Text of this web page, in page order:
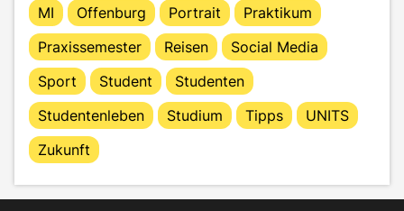
MI
Offenburg Portrait
Praktikum
Praxissemester
Reisen
Social Media
Sport
Student
Studenten
Studentenleben
Studium Tipps
UNITS
Zukunft